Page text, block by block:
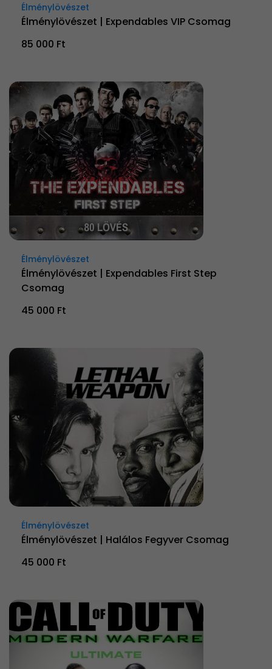
Élménylövészet
Élménylövészet | Expendables VIP Csomag
85 000 Ft
Élménylövészet
Élménylövészet | Expendables First Step
Csomag
45 000 Ft
Élménylövészet
Élménylövészet | Halálos Fegyver Csomag
45 000 Ft